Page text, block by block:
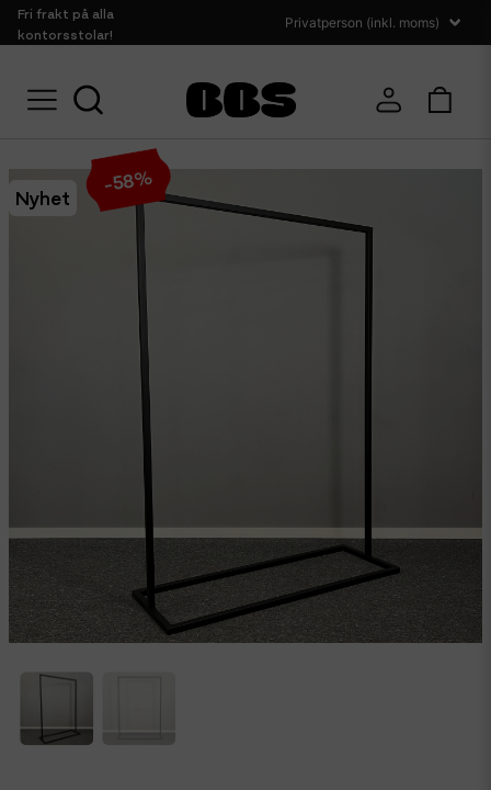
Fri frakt på alla
kontorsstolar!
Hem Kontorstillbehör Övrigt Klädhängare Rack buddy 115x160cm
Nyhet -58%